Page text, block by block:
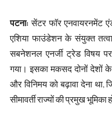
पटना: सेंटर फॉर एनवायरनमेंट
एशिया फाउंडेशन के संयुक्त
सबनेशनल एनर्जी ट्रेड विषय
गया। इसका मकसद दोनों देशों के
और विनिमय को बढ़ावा देना
सीमावर्ती राज्यों की प्रमुख भूमिका